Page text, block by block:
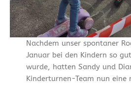
Nachdem unser spontaner
Januar bei den Kindern so
wurde, hatten Sandy und
Kinderturnen-Team nun eine